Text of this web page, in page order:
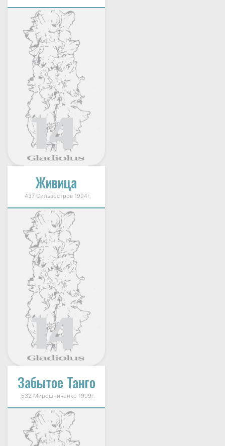
Живица
437 Сильвестров 1994г.
Забытое Танго
532 Мирошниченко 1999г.